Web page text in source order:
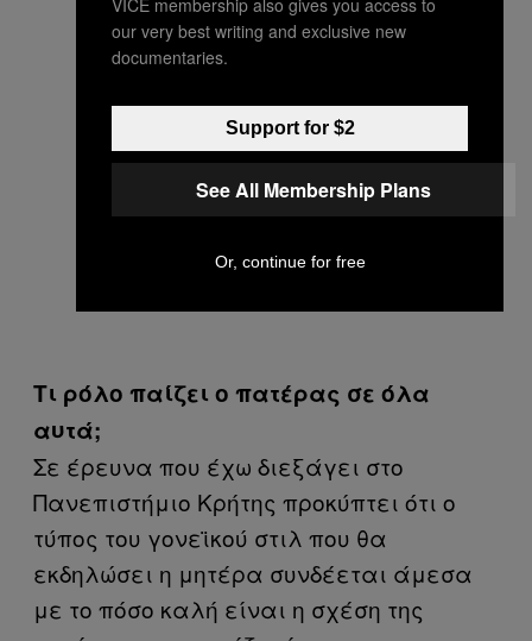
Τι ρόλο παίζει ο πατέρας σε όλα
αυτά;
Σε έρευνα που έχω διεξάγει στο
Πανεπιστήμιο Κρήτης προκύπτει ότι ο
τύπος του γονεϊκού στιλ που θα
εκδηλώσει η μητέρα συνδέεται άμεσα
με το πόσο καλή είναι η σχέση της
our very best writing and exclusive new
documentaries.
Support for $2
See All Membership Plans
Or, continue for free